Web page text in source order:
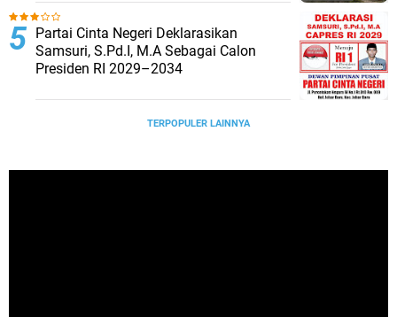
Partai Cinta Negeri Deklarasikan
Samsuri, S.Pd.I, M.A Sebagai Calon
Presiden RI 2029–2034
TERPOPULER LAINNYA